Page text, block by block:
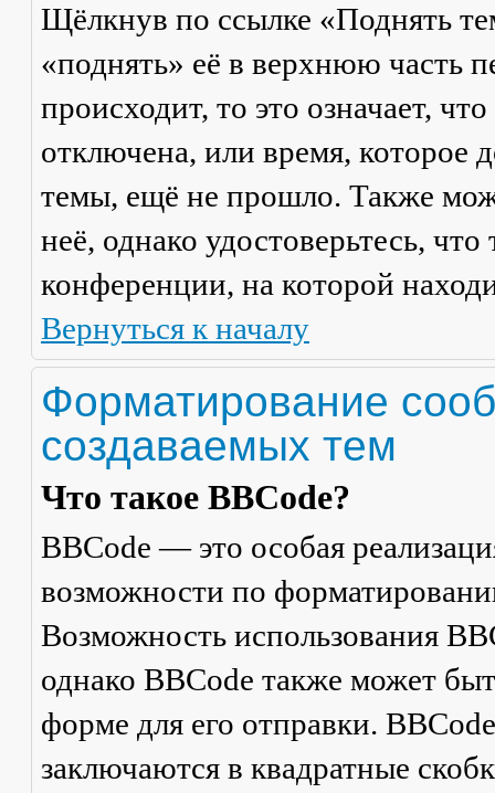
Щёлкнув по ссылке «Поднять
«поднять» её в верхнюю часть
происходит, то это означает,
отключена, или время, которое
темы, ещё не прошло. Также
неё, однако удостоверьтесь,
конференции, на которой
Вернуться к началу
Форматирование
создаваемых тем
Что такое BBCode?
BBCode — это особая
возможности по
Возможность использования
однако BBCode также может
форме для его отправки.
заключаются в квадратные